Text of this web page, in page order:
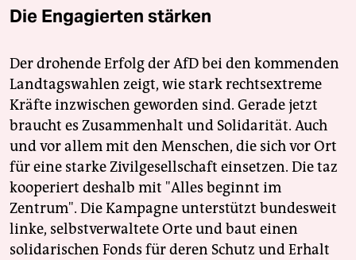
Die Engagierten stärken
Der drohende Erfolg der AfD bei den kommenden
Landtagswahlen zeigt, wie stark rechtsextreme
Kräfte inzwischen geworden sind. Gerade jetzt
braucht es Zusammenhalt und Solidarität. Auch
und vor allem mit den Menschen, die sich vor Ort
für eine starke Zivilgesellschaft einsetzen. Die taz
kooperiert deshalb mit "Alles beginnt im
Zentrum". Die Kampagne unterstützt bundesweit
linke, selbstverwaltete Orte und baut einen
solidarischen Fonds für deren Schutz und Erhalt